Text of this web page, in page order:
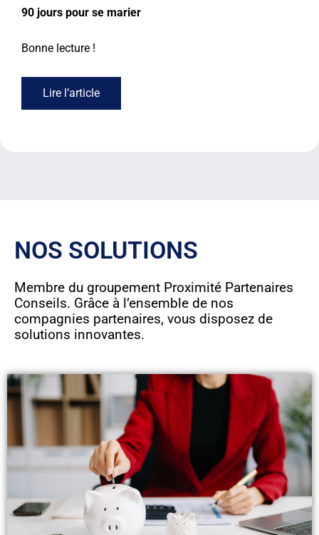
90 jours pour se marier
Bonne lecture !
Lire l’article
NOS SOLUTIONS
Membre du groupement Proximité Partenaires
Conseils. Grâce à l’ensemble de nos
compagnies partenaires, vous disposez de
solutions innovantes.